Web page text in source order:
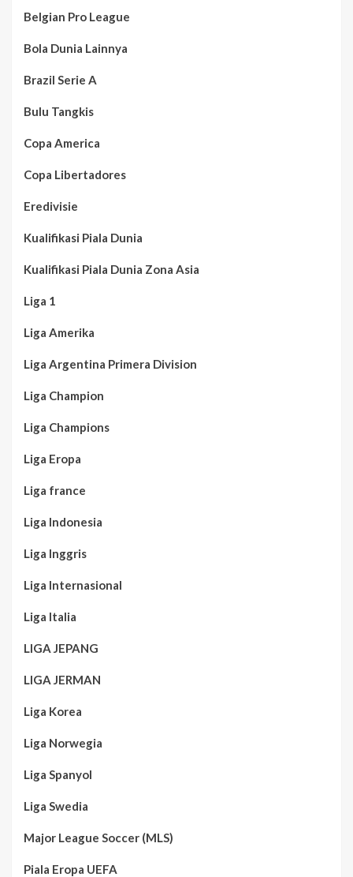
Belgian Pro League
Bola Dunia Lainnya
Brazil Serie A
Bulu Tangkis
Copa America
Copa Libertadores
Eredivisie
Kualifikasi Piala Dunia
Kualifikasi Piala Dunia Zona Asia
Liga 1
Liga Amerika
Liga Argentina Primera Division
Liga Champion
Liga Champions
Liga Eropa
Liga france
Liga Indonesia
Liga Inggris
Liga Internasional
Liga Italia
LIGA JEPANG
LIGA JERMAN
Liga Korea
Liga Norwegia
Liga Spanyol
Liga Swedia
Major League Soccer (MLS)
Piala Eropa UEFA